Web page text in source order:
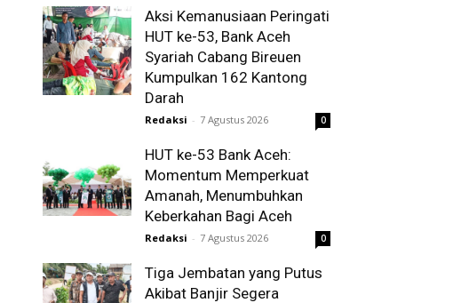
Aksi Kemanusiaan Peringati
HUT ke-53, Bank Aceh
Syariah Cabang Bireuen
Kumpulkan 162 Kantong
Darah
Redaksi - 7 Agustus 2026 0
HUT ke-53 Bank Aceh:
Momentum Memperkuat
Amanah, Menumbuhkan
Keberkahan Bagi Aceh
Redaksi - 7 Agustus 2026 0
Tiga Jembatan yang Putus
Akibat Banjir Segera